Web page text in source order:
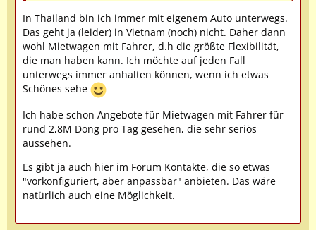
In Thailand bin ich immer mit eigenem Auto unterwegs.
Das geht ja (leider) in Vietnam (noch) nicht. Daher dann
wohl Mietwagen mit Fahrer, d.h die größte Flexibilität,
die man haben kann. Ich möchte auf jeden Fall
unterwegs immer anhalten können, wenn ich etwas
Schönes sehe
Ich habe schon Angebote für Mietwagen mit Fahrer für
rund 2,8M Dong pro Tag gesehen, die sehr seriös
aussehen.
Es gibt ja auch hier im Forum Kontakte, die so etwas
"vorkonfiguriert, aber anpassbar" anbieten. Das wäre
natürlich auch eine Möglichkeit.